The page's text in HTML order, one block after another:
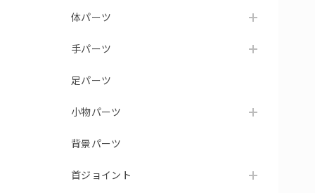
体パーツ
手パーツ
足パーツ
小物パーツ
背景パーツ
首ジョイント